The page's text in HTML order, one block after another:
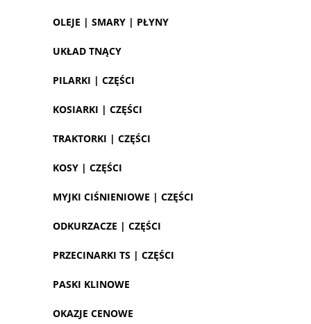
OLEJE | SMARY | PŁYNY
UKŁAD TNĄCY
PILARKI | CZĘŚCI
KOSIARKI | CZĘŚCI
TRAKTORKI | CZĘŚCI
KOSY | CZĘŚCI
MYJKI CIŚNIENIOWE | CZĘŚCI
ODKURZACZE | CZĘŚCI
PRZECINARKI TS | CZĘŚCI
PASKI KLINOWE
OKAZJE CENOWE